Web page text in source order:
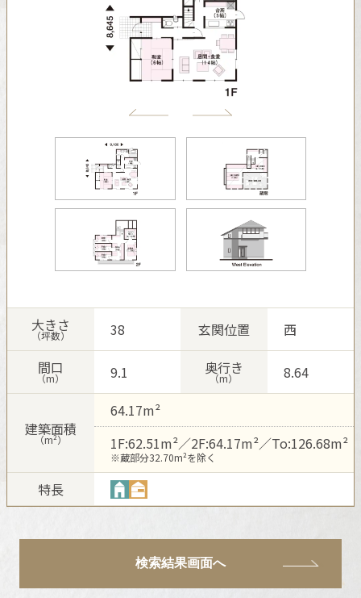
建築事例・建築実例
デザイナーズギャラリー
分譲住宅（建売・土地）検索
中古住宅検索
分譲マンション検索
住まいの売却
これから住まいをご検討の方
店舗・各種施設
土地活用モデルルーム見学
企業不動産活用（CRE）戦略
これから土地活用・賃貸経営をご検討の方
土地活用の基礎から長期安定経営を目指すオーナー様まで、賃貸経
営に役立つ多彩な情報を幅広くお届けします。
ホームラウンジ 土地活用・賃貸経営
ミサワリフォームとは
リフォームの流れ
リフォームメニュー
事業用リノベーション
ホテル・旅館リフォーム
リフォーム営業所
これからリフォームをご検討の方
実例動画や基礎知識、収納の工夫など、理想の住まいを叶えるリフ
ォームの具体策とアイデアを豊富にご用意しています。
ホームラウンジ リフォーム
複合開発・投資開発
複合開発事業（ASMACI-アスマチ-）
分譲マンション開発事業
収益不動産・投資開発事業
建築再生事業
事業用地・事業用建物
分譲用地
すべてのフィールドに新しい価値をデザインし、持続可能な未来志
向のまちづくりを実現していきます。
ミサワゼネラルソリューション
オーナーサポート
住まいるりんぐ（ロングサポート）
アフターメンテナンス
ミサワリフォーム
お客様センター
ミサワホームオーナーさま・リフォーム工事ご契約者さまとミサワ
ホームを結ぶコミュニケーションサイト。お得・便利・安心なコン
テンツや、ミサワホームからの大切なお知らせなど配信していま
MISAWAについて
ミサワホームグループ
SDGs
環境活動
中途採用
障がい者採用
ウエルネス事業
イベント情報
カタログ請求
住まいのご相談
大きさ
（坪数） 38 玄関位置
西
間口
（m） 9.1 奥行き
（m） 8.64
建築面積
（m²）
64.17m²
1F:62.51m²／2F:64.17m²／To:126.68m²
※蔵部分32.70m²を除く
特長
検索結果画面へ